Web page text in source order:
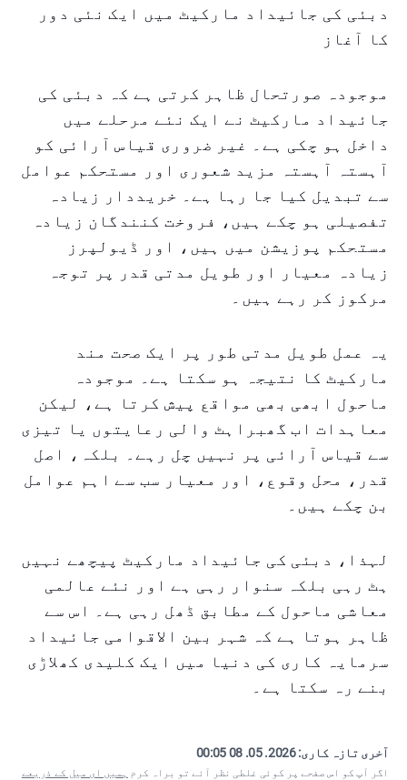
دبئی کی جائیداد مارکیٹ میں ایک نئی دور
کا آغاز
موجودہ صورتحال ظاہر کرتی ہے کہ دبئی کی
جائیداد مارکیٹ نے ایک نئے مرحلے میں
داخل ہو چکی ہے۔ غیر ضروری قیاس آرائی کو
آہستہ آہستہ مزید شعوری اور مستحکم عوامل
سے تبدیل کیا جا رہا ہے۔ خریددار زیادہ
تفصیلی ہو چکے ہیں، فروخت کنندگان زیادہ
مستحکم پوزیشن میں ہیں، اور ڈیولپرز
زیادہ معیار اور طویل مدتی قدر پر توجہ
مرکوز کر رہے ہیں۔
یہ عمل طویل مدتی طور پر ایک صحت مند
مارکیٹ کا نتیجہ ہو سکتا ہے۔ موجودہ
ماحول ابھی بھی مواقع پیش کرتا ہے، لیکن
معاہدات اب گھبراہٹ والی رعایتوں یا تیزی
سے قیاس آرائی پر نہیں چل رہے۔ بلکہ، اصل
قدر، محل وقوع، اور معیار سب سے اہم عوامل
بن چکے ہیں۔
لہذا، دبئی کی جائیداد مارکیٹ پیچھے نہیں
ہٹ رہی بلکہ سنوار رہی ہے اور نئے عالمی
معاشی ماحول کے مطابق ڈھل رہی ہے۔ اس سے
ظاہر ہوتا ہے کہ شہر بین الاقوامی جائیداد
سرمایہ کاری کی دنیا میں ایک کلیدی کھلاڑی
بنے رہ سکتا ہے۔
آخری تازہ کاری:2026. 05. 08 00:05
اگر آپ کو اس صفحے پر کوئی غلطی نظر آئے تو براہ کرم ہمیں ای میل کے ذریعے